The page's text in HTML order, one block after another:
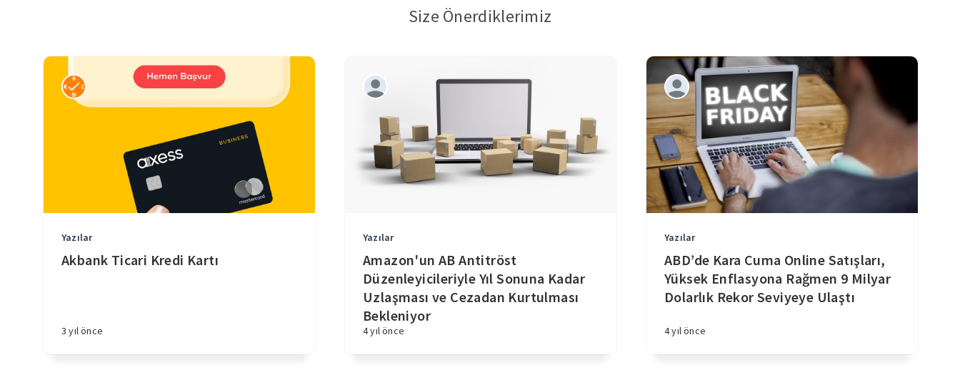
Size Önerdiklerimiz
Yazılar
Akbank Ticari Kredi Kartı
3 yıl önce
Yazılar
Amazon'un AB Antitröst
Düzenleyicileriyle Yıl Sonuna Kadar
Uzlaşması ve Cezadan Kurtulması
Bekleniyor
4 yıl önce
Yazılar
ABD’de Kara Cuma Online Satışları,
Yüksek Enflasyona Rağmen 9 Milyar
Dolarlık Rekor Seviyeye Ulaştı
4 yıl önce